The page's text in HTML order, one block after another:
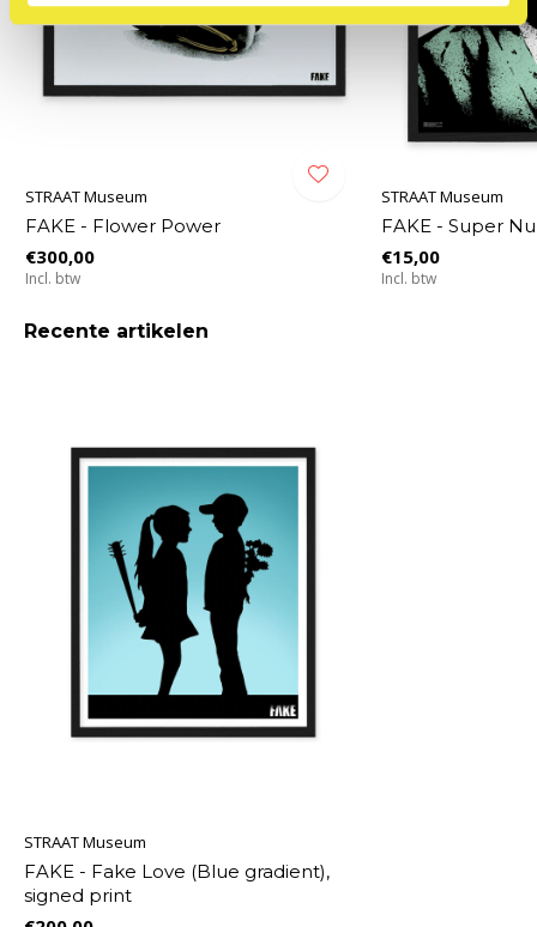
STRAAT Museum
FAKE - Flower Power
€300,00
Incl. btw
STRAAT Museum
FAKE - Super
€15,00
Incl. btw
Recente artikelen
STRAAT Museum
FAKE - Fake Love (Blue gradient),
signed print